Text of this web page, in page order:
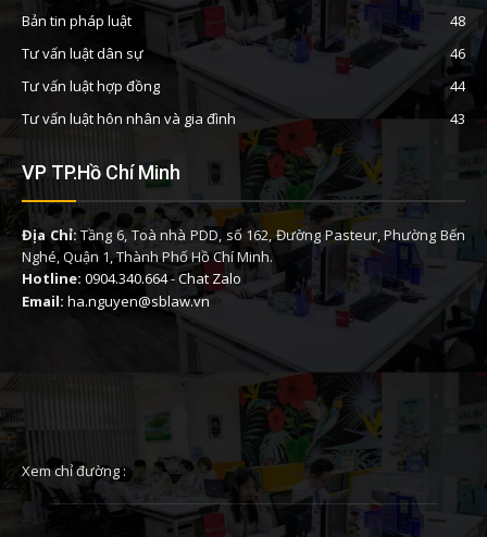
Bản tin pháp luật
48
Tư vấn luật dân sự
46
Tư vấn luật hợp đồng
44
Tư vấn luật hôn nhân và gia đình
43
VP TP.Hồ Chí Minh
Địa Chỉ:Tầng 6, Toà nhà PDD, số 162, Đường Pasteur, Phường Bến
Nghé, Quận 1, Thành Phố Hồ Chí Minh.
Hotline: 0904.340.664-Chat Zalo
Email: ha.nguyen@sblaw.vn
Xem chỉ đường :